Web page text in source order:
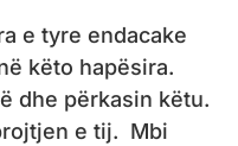
e tyre endacake
këto hapësira.
dhe përkasin këtu.
e tij. Mbi